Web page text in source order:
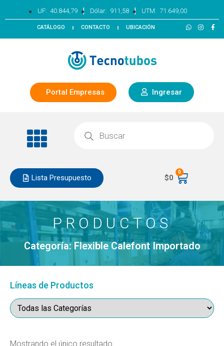
UF: 40.844,79 | Dólar: 911,58 | UTM: 71.649,00
CATÁLOGO CONTACTO UBICACIÓN
Portal Empresas Ingresar
Lista Presupuesto $0
0
PRODUCTOS
Categoría: Flexible Calefont Importado
Líneas de Productos
Mostrando el único resultado